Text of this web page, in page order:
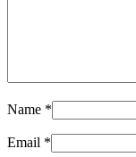
Name *
Email *